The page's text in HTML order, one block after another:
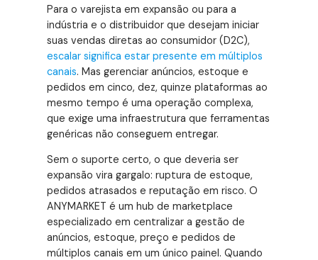
Para o varejista em expansão ou para a
indústria e o distribuidor que desejam iniciar
suas vendas diretas ao consumidor (D2C),
escalar significa estar presente em múltiplos
canais. Mas gerenciar anúncios, estoque e
pedidos em cinco, dez, quinze plataformas ao
mesmo tempo é uma operação complexa,
que exige uma infraestrutura que ferramentas
genéricas não conseguem entregar.
Sem o suporte certo, o que deveria ser
expansão vira gargalo: ruptura de estoque,
pedidos atrasados e reputação em risco. O
ANYMARKET é um hub de marketplace
especializado em centralizar a gestão de
anúncios, estoque, preço e pedidos de
múltiplos canais em um único painel. Quando